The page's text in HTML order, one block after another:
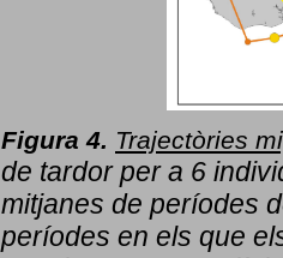
Figura 4. Trajectòries
de tardor per a 6
mitjanes de períodes
períodes en els que